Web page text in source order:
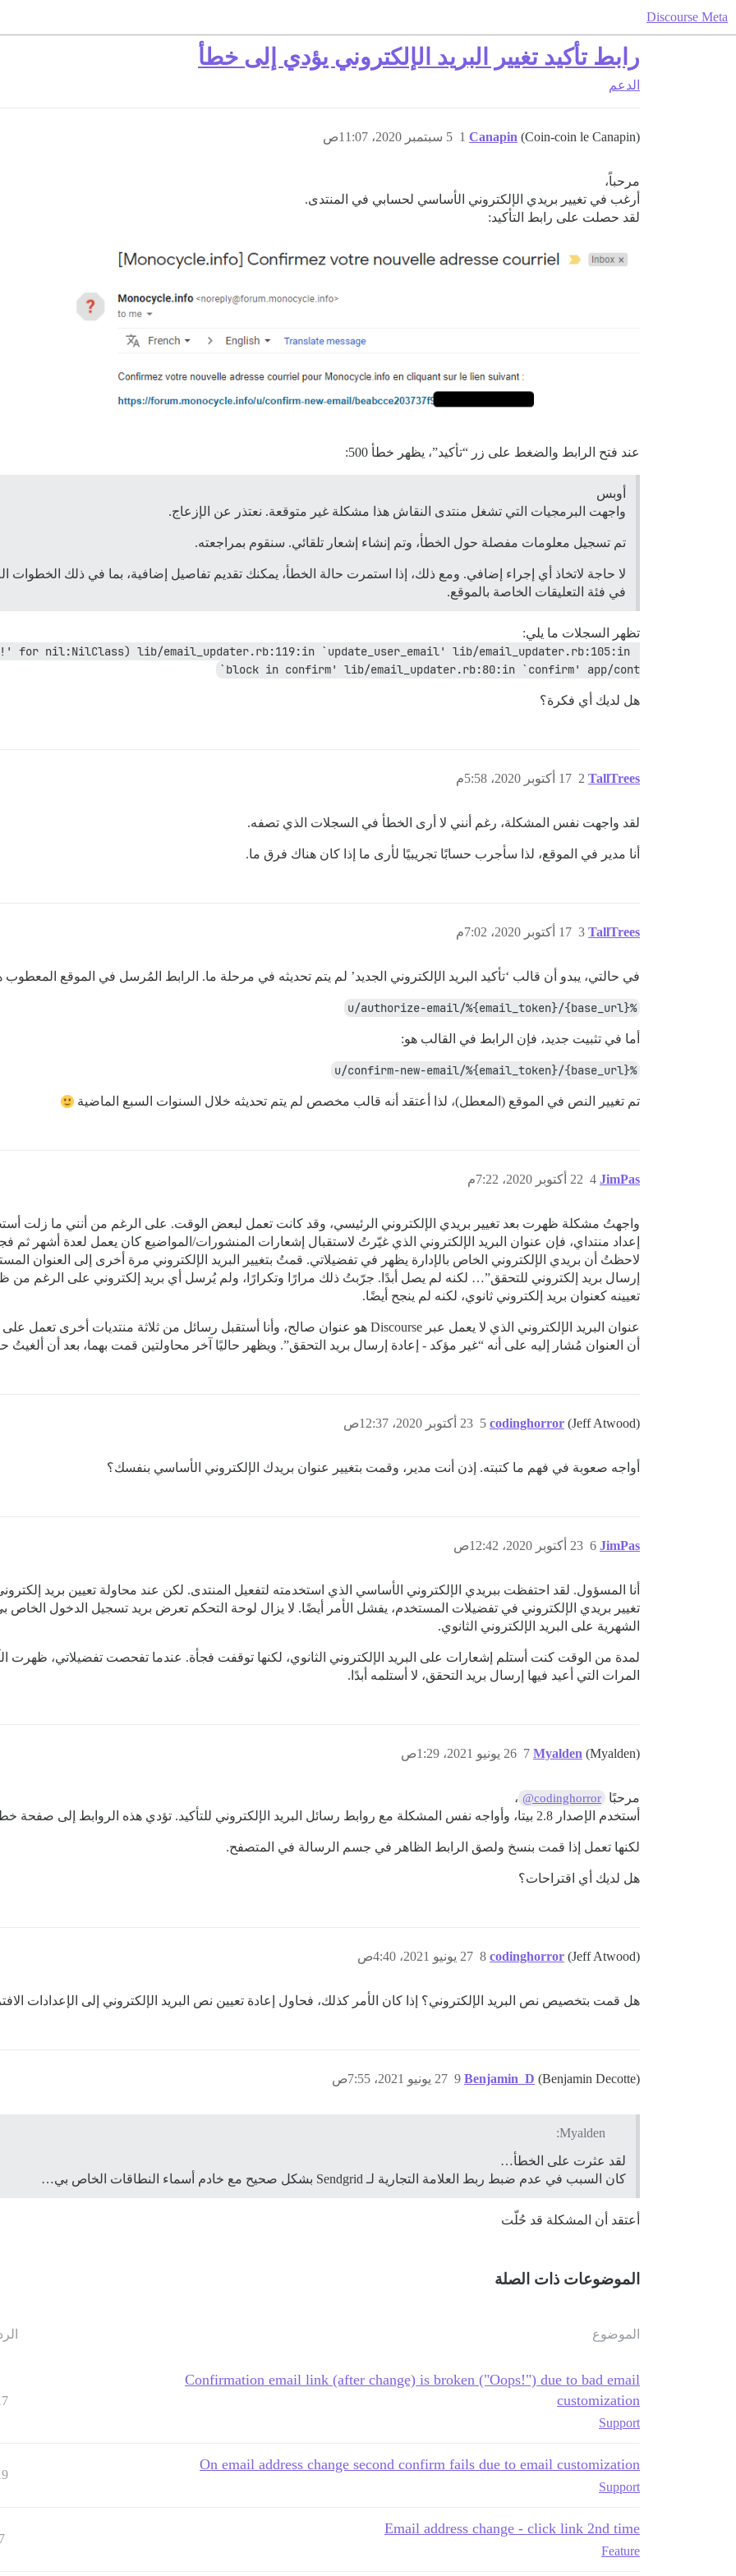
Discourse Meta
رابط تأكيد تغيير البريد الإلكتروني يؤدي إلى خطأ
الدعم
Canapin (Coin-coin le Canapin) 5 سبتمبر 2020، 11:07ص 1
مرحباً،
أرغب في تغيير بريدي الإلكتروني الأساسي لحسابي في المنتدى.
لقد حصلت على رابط التأكيد:
عند فتح الرابط والضغط على زر “تأكيد”، يظهر خطأ 500:
أوبس
واجهت البرمجيات التي تشغل منتدى النقاش هذا مشكلة غير متوقعة. نعتذر عن الإزعاج.
تم تسجيل معلومات مفصلة حول الخطأ، وتم إنشاء إشعار تلقائي. سنقوم بمراجعته.
لا حاجة لاتخاذ أي إجراء إضافي. ومع ذلك، إذا استمرت حالة الخطأ، يمكنك تقديم تفاصيل إضافية، بما في ذلك
في فئة التعليقات الخاصة بالموقع.
تظهر السجلات ما يلي:
for nil:NilClass) lib/email_updater.rb:119:in `update_user_email' lib/email_updater.rb:105:in
`block in confirm' lib/email_updater.rb:80:in `confirm' app/cont
هل لديك أي فكرة؟
TallTrees 17 أكتوبر 2020، 5:58م 2
لقد واجهت نفس المشكلة، رغم أنني لا أرى الخطأ في السجلات الذي تصفه.
أنا مدير في الموقع، لذا سأجرب حسابًا تجريبيًا لأرى ما إذا كان هناك فرق ما.
TallTrees 17 أكتوبر 2020، 7:02م 3
في حالتي، يبدو أن قالب ‘تأكيد البريد الإلكتروني الجديد’ لم يتم تحديثه في مرحلة ما. الرابط المُرسل في الموقع المعطوب
%{base_url}/u/authorize-email/%{email_token}
أما في تثبيت جديد، فإن الرابط في القالب هو:
%{base_url}/u/confirm-new-email/%{email_token}
تم تغيير النص في الموقع (المعطل)، لذا أعتقد أنه قالب مخصص لم يتم تحديثه خلال السنوات السبع الماضية
JimPas 22 أكتوبر 2020، 7:22م 4
واجهتُ مشكلة ظهرت بعد تغيير بريدي الإلكتروني الرئيسي، وقد كانت تعمل لبعض الوقت. على الرغم من أنني ما زلت
إعداد منتداي، فإن عنوان البريد الإلكتروني الذي غيّرتُ لاستقبال إشعارات المنشورات/المواضيع كان يعمل لعدة أشهر
لاحظتُ أن بريدي الإلكتروني الخاص بالإدارة يظهر في تفضيلاتي. قمتُ بتغيير البريد الإلكتروني مرة أخرى إلى العنوان
إرسال بريد إلكتروني للتحقق”… لكنه لم يصل أبدًا. جرّبتُ ذلك مرارًا وتكرارًا، ولم يُرسل أي بريد إلكتروني على الرغم من
تعيينه كعنوان بريد إلكتروني ثانوي، لكنه لم ينجح أيضًا.
أن العنوان مُشار إليه على أنه “غير مؤكد - إعادة إرسال بريد التحقق”. ويظهر حاليًا آخر محاولتين قمت بهما، بعد أن
codinghorror (Jeff Atwood) 23 أكتوبر 2020، 12:37ص 5
أواجه صعوبة في فهم ما كتبته. إذن أنت مدير، وقمت بتغيير عنوان بريدك الإلكتروني الأساسي بنفسك؟
JimPas 23 أكتوبر 2020، 12:42ص 6
أنا المسؤول. لقد احتفظت ببريدي الإلكتروني الأساسي الذي استخدمته لتفعيل المنتدى. لكن عند محاولة تعيين بريد
تغيير بريدي الإلكتروني في تفضيلات المستخدم، يفشل الأمر أيضًا. لا يزال لوحة التحكم تعرض بريد تسجيل الدخول الخاص
الشهرية على البريد الإلكتروني الثانوي.
لمدة من الوقت كنت أستلم إشعارات على البريد الإلكتروني الثانوي، لكنها توقفت فجأة. عندما تفحصت تفضيلاتي، ظهرت
المرات التي أعيد فيها إرسال بريد التحقق، لا أستلمه أبدًا.
Myalden (Myalden) 26 يونيو 2021، 1:29ص 7
مرحبًا @codinghorror ،
أستخدم الإصدار 2.8 بيتا، وأواجه نفس المشكلة مع روابط رسائل البريد الإلكتروني للتأكيد. تؤدي هذه الروابط إلى صفحة خطأ حيث يبدأ رابط إعادة التوجيه بـ url8800…
لكنها تعمل إذا قمت بنسخ ولصق الرابط الظاهر في جسم الرسالة في المتصفح.
هل لديك أي اقتراحات؟
codinghorror (Jeff Atwood) 27 يونيو 2021، 4:40ص 8
هل قمت بتخصيص نص البريد الإلكتروني؟ إذا كان الأمر كذلك، فحاول إعادة تعيين نص البريد الإلكتروني إلى الإعدادات
Benjamin_D (Benjamin Decotte) 27 يونيو 2021، 7:55ص 9
Myalden:
لقد عثرت على الخطأ…
كان السبب في عدم ضبط ربط العلامة التجارية لـ Sendgrid بشكل صحيح مع خادم أسماء النطاقات الخاص بي…
أعتقد أن المشكلة قد حُلّت
الموضوعات ذات الصلة
الموضوع
Confirmation email link (after change) is broken ("Oops!") due to bad email
customization
Support
On email address change second confirm fails due to email customization
Support
Email address change - click link 2nd time
Feature